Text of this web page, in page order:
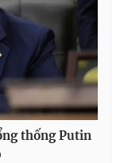
thống Putin